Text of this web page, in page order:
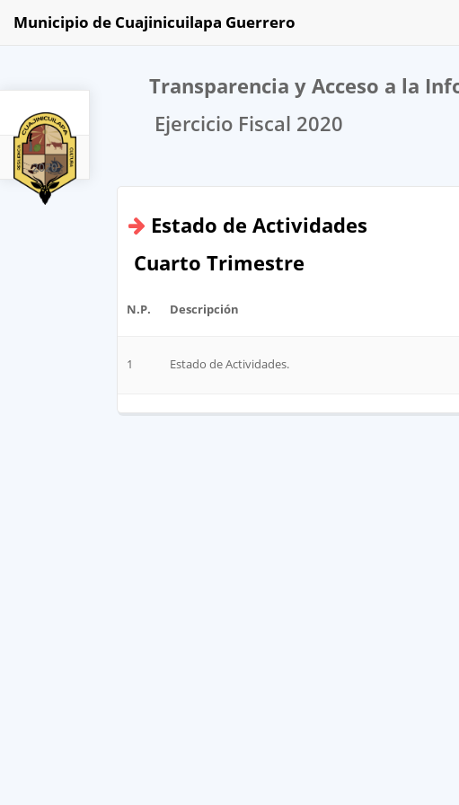
2020
Municipio de Cuajinicuilapa Guerrero
Transparencia y Acceso a la
Ejercicio Fiscal 2020
Estado de Actividades
Cuarto Trimestre
N.P. Descripción
1 Estado de Actividades.